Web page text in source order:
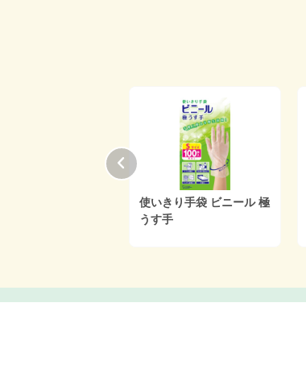
使いきり手袋 ビニール 極
うす手